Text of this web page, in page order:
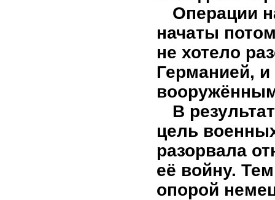
Операции
начаты
не хотело
Германией,
В
цель
разорвала
её войну.
опорой